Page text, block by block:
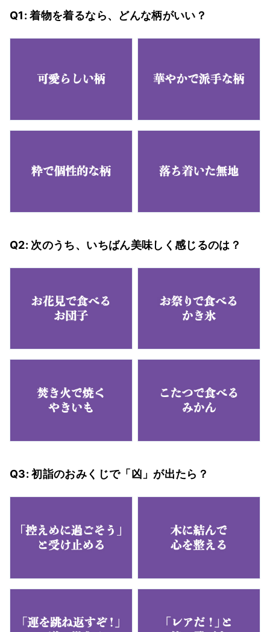
Q1: 着物を着るなら、どんな柄がいい？
Q2: 次のうち、いちばん美味しく感じるのは？
Q3: 初詣のおみくじで「凶」が出たら？